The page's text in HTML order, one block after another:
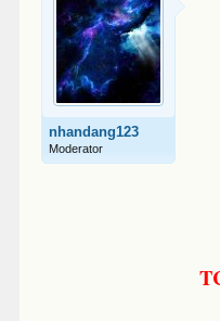
nhandang123
Moderator